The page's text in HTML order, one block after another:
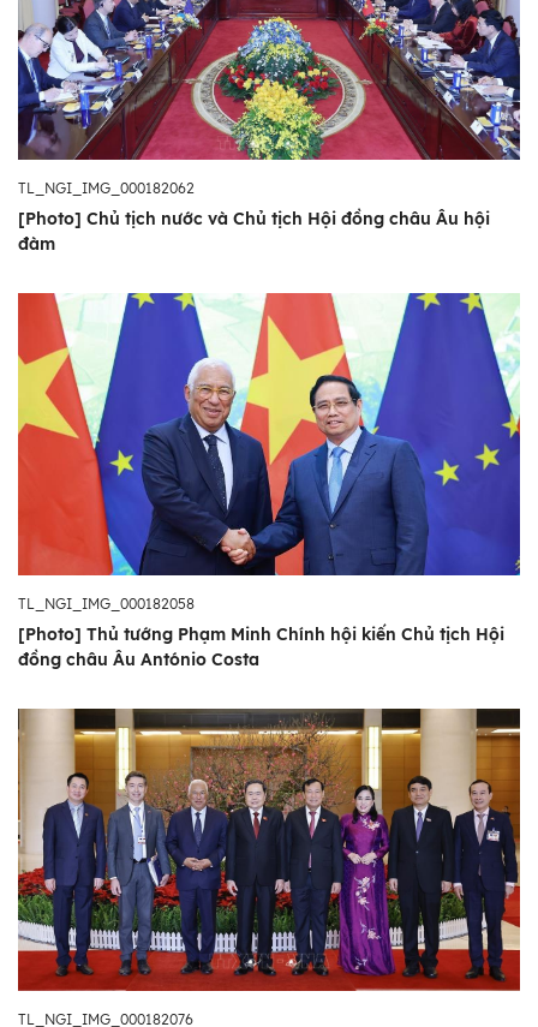
TL_NGI_IMG_000182062
[Photo] Chủ tịch nước và Chủ tịch Hội đồng châu Âu hội
đàm
TL_NGI_IMG_000182058
[Photo] Thủ tướng Phạm Minh Chính hội kiến Chủ tịch Hội
đồng châu Âu António Costa
TL_NGI_IMG_000182076